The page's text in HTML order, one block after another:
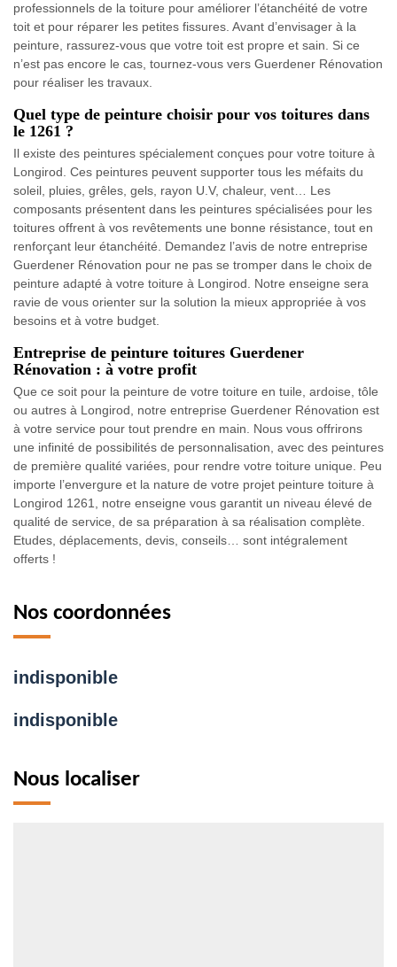
professionnels de la toiture pour améliorer l’étanchéité de votre
toit et pour réparer les petites fissures. Avant d’envisager à la
peinture, rassurez-vous que votre toit est propre et sain. Si ce
n’est pas encore le cas, tournez-vous vers Guerdener Rénovation
pour réaliser les travaux.
Quel type de peinture choisir pour vos toitures dans
le 1261 ?
Il existe des peintures spécialement conçues pour votre toiture à
Longirod. Ces peintures peuvent supporter tous les méfaits du
soleil, pluies, grêles, gels, rayon U.V, chaleur, vent… Les
composants présentent dans les peintures spécialisées pour les
toitures offrent à vos revêtements une bonne résistance, tout en
renforçant leur étanchéité. Demandez l’avis de notre entreprise
Guerdener Rénovation pour ne pas se tromper dans le choix de
peinture adapté à votre toiture à Longirod. Notre enseigne sera
ravie de vous orienter sur la solution la mieux appropriée à vos
besoins et à votre budget.
Entreprise de peinture toitures Guerdener
Rénovation : à votre profit
Que ce soit pour la peinture de votre toiture en tuile, ardoise, tôle
ou autres à Longirod, notre entreprise Guerdener Rénovation est
à votre service pour tout prendre en main. Nous vous offrirons
une infinité de possibilités de personnalisation, avec des peintures
de première qualité variées, pour rendre votre toiture unique. Peu
importe l’envergure et la nature de votre projet peinture toiture à
Longirod 1261, notre enseigne vous garantit un niveau élevé de
qualité de service, de sa préparation à sa réalisation complète.
Etudes, déplacements, devis, conseils… sont intégralement
offerts !
Nos coordonnées
indisponible
indisponible
Nous localiser